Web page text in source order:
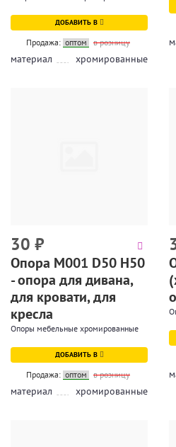
ДОБАВИТЬ В
Продажа: оптом в розницу
материал хромированные
30 ₽
Опора М001 D50 H50
- опора для дивана,
для кровати, для
кресла
Опоры мебельные хромированные
ДОБАВИТЬ В
Продажа: оптом в розницу
материал хромированные